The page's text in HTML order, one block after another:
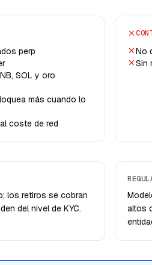
perp
SOL y oro
más cuando lo
coste de red
No
Sin
los retiros se cobran
del nivel de KYC.
altos